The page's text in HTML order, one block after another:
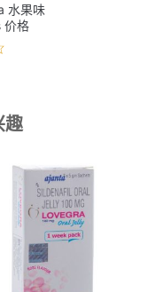
水果味
价格
趣